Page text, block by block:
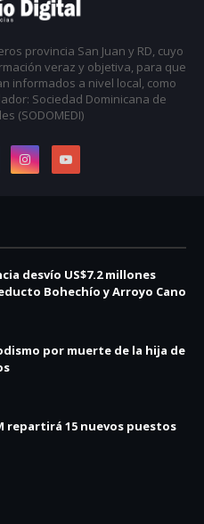
provincia San Juan y RD, cuyo
veraz y objetiva, para que
informados a nivel local, como
Sociedad Dominicana de
(SODOMEDI)
desvío US$7.2 millones
Bohechío y Arroyo Cano
por muerte de la hija de
repartirá 15 nuevos puestos